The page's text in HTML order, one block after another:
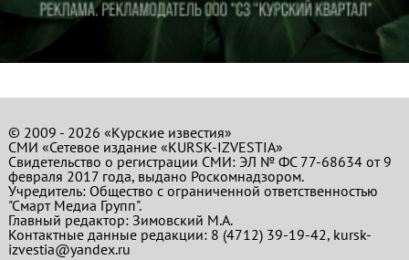
© 2009 - 2026 «Курские известия»
СМИ «Сетевое издание «KURSK-IZVESTIA»
Свидетельство о регистрации СМИ: ЭЛ № ФС 77-68634 от 9
февраля 2017 года, выдано Роскомнадзором.
Учредитель: Общество с ограниченной ответственностью
"Смарт Медиа Групп".
Главный редактор:Зимовский М.А.
Контактные данные редакции: 8 (4712) 39-19-42, kursk-
izvestia@yandex.ru